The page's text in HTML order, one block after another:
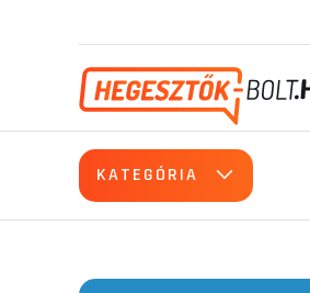
KATEGÓRIA